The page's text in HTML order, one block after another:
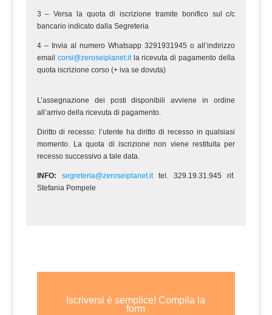
3 – Versa la quota di iscrizione tramite bonifico sul c/c
bancario indicato dalla Segreteria
4 – Invia al numero Whatsapp 3291931945 o all’indirizzo
email corsi@zeroseiplanet.itla ricevuta di pagamento della
quota iscrizione corso (+ iva se dovuta)
L’assegnazione dei posti disponibili avviene in ordine
all’arrivo della ricevuta di pagamento.
Diritto di recesso: l’utente ha diritto di recesso in qualsiasi
momento. La quota di iscrizione non viene restituita per
recesso successivo a tale data.
INFO: segreteria@zeroseiplanet.ittel. 329.19.31.945 rif.
Stefania Pompele
Iscriversi è semplice! Compila la
form